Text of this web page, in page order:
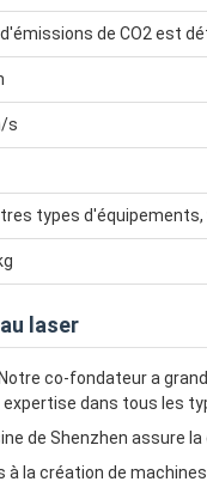
de CO2 est
s
types
laser
Notre co-fondateur a
dans tous les
de Shenzhen assure
à la création de